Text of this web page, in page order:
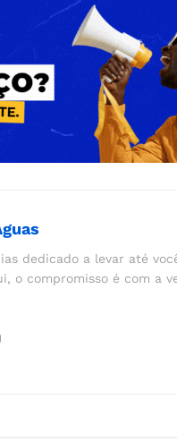
dedicado a levar até
o compromisso é com a